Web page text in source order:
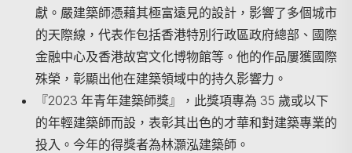
獻。嚴建築師憑藉其極富遠見的設計，影響了多個城市
的天際線，代表作包括香港特別行政區政府總部、國際
金融中心及香港故宮文化博物館等。他的作品屢獲國際
殊榮，彰顯出他在建築領域中的持久影響力。
『2023 年青年建築師獎』，此獎項專為 35 歲或以下
的年輕建築師而設，表彰其出色的才華和對建築專業的
投入。今年的得獎者為林灝泓建築師。